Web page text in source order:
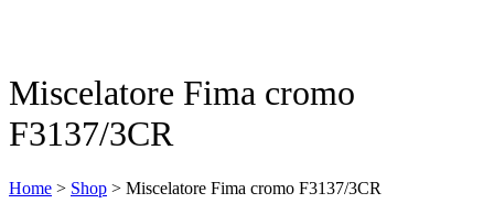
Miscelatore Fima cromo
F3137/3CR
Home > Shop > Miscelatore Fima cromo F3137/3CR